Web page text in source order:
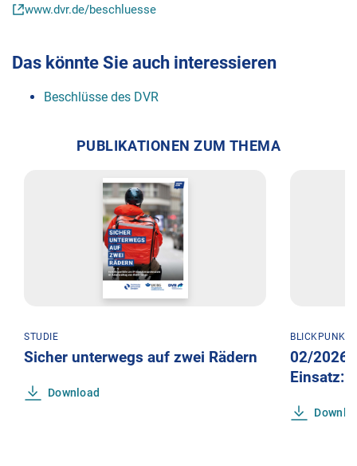
www.dvr.de/beschluesse
Das könnte Sie auch interessieren
Beschlüsse des DVR
PUBLIKATIONEN ZUM THEMA
STUDIE
Sicher unterwegs auf zwei Rädern
Download
BLICKPUNKT
02/2026:
Einsatz: